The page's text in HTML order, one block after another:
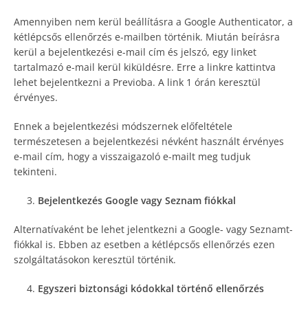
Amennyiben nem kerül beállításra a Google Authenticator, a
kétlépcsős ellenőrzés e-mailben történik. Miután beírásra
kerül a bejelentkezési e-mail cím és jelszó, egy linket
tartalmazó e-mail kerül kiküldésre. Erre a linkre kattintva
lehet bejelentkezni a Previoba. A link 1 órán keresztül
érvényes.
Ennek a bejelentkezési módszernek előfeltétele
természetesen a bejelentkezési névként használt érvényes
e-mail cím, hogy a visszaigazoló e-mailt meg tudjuk
tekinteni.
Bejelentkezés Google vagy Seznam fiókkal
Alternatívaként be lehet jelentkezni a Google- vagy Seznamt-
fiókkal is. Ebben az esetben a kétlépcsős ellenőrzés ezen
szolgáltatásokon keresztül történik.
Egyszeri biztonsági kódokkal történő ellenőrzés